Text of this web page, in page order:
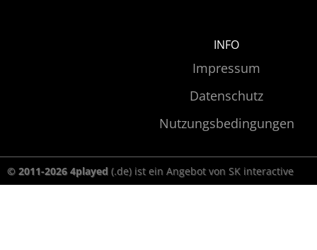
INFO
Impressum
Datenschutz
Nutzungsbedingungen
© 2011-2026 4played (.de) ist ein Angebot von SK interactive